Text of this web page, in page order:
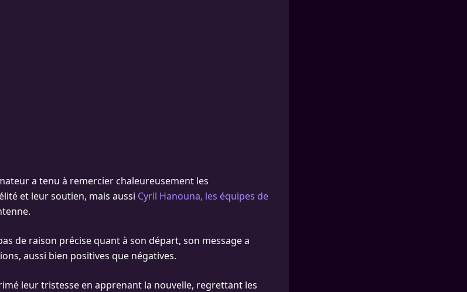
a tenu à remercier chaleureusement les
et leur soutien, mais aussi Cyril Hanouna, les équipes de
de raison précise quant à son départ, son message a
aussi bien positives que négatives.
leur tristesse en apprenant la nouvelle, regrettant les